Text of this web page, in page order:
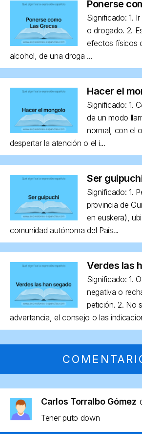
Ponerse
Significado: 1.
o drogado. 2.
efectos físicos
alcohol, de una droga ...
Hacer el
Significado: 1.
de un modo
normal, con el
despertar la atención o el i...
Ser
Significado: 1.
provincia de
en euskera),
comunidad autónoma del País...
Verdes las
Significado: 1.
negativa o
petición. 2. No
advertencia, el consejo o las
Carlos Torralbo Gómez
Tener puto down